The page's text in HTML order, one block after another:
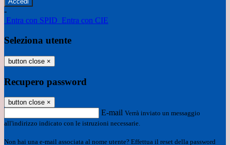
-
Entra con SPID Entra con CIE
Seleziona utente
button close ×
Recupero password
button close ×
E-mail Verrà inviato un messaggio
all'indirizzo indicato con le istruzioni necessarie.
Non hai una e-mail associata al nome utente? Effettua il reset della password